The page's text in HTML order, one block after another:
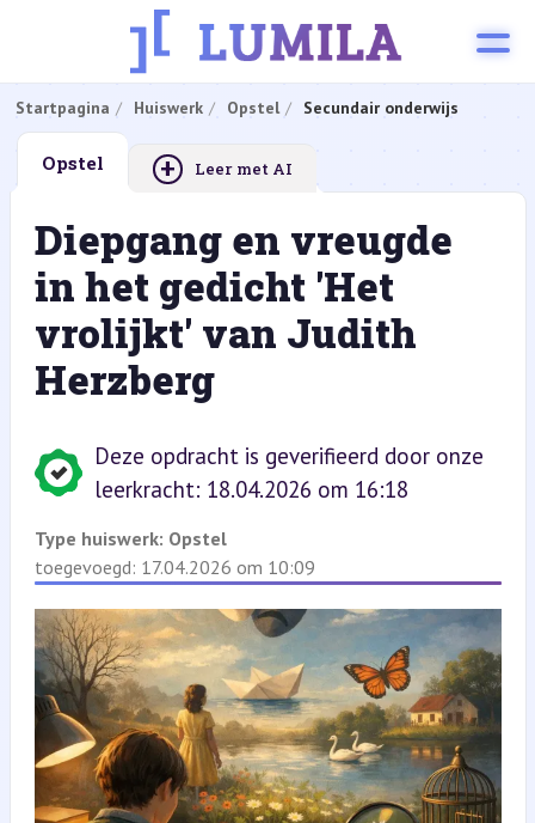
Startpagina Huiswerk Opstel Secundair onderwijs
Opstel + Leer met AI
Diepgang en vreugde
in het gedicht 'Het
vrolijkt' van Judith
Herzberg
Deze opdracht is geverifieerd door onze
leerkracht: 18.04.2026 om 16:18
Type huiswerk: Opstel
toegevoegd: 17.04.2026 om 10:09